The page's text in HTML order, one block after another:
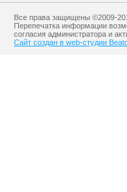
Все права защищены ©2009-
Перепечатка информации
согласия администратора и
Сайт создан в web-студии